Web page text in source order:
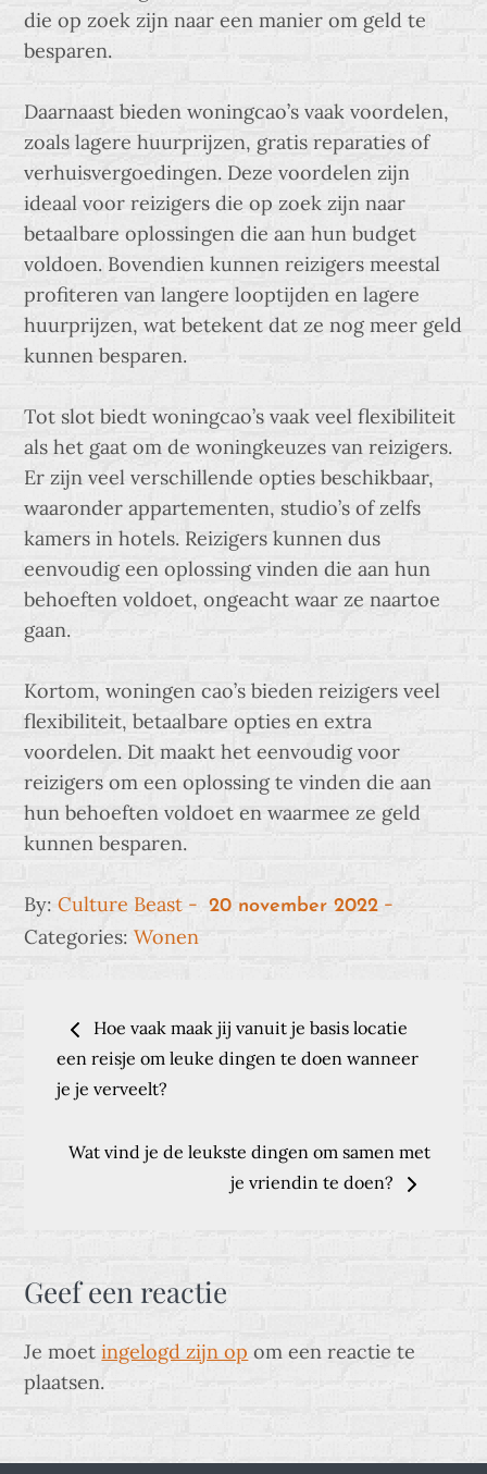
die op zoek zijn naar een manier om geld te
besparen.
Daarnaast bieden woningcao’s vaak voordelen,
zoals lagere huurprijzen, gratis reparaties of
verhuisvergoedingen. Deze voordelen zijn
ideaal voor reizigers die op zoek zijn naar
betaalbare oplossingen die aan hun budget
voldoen. Bovendien kunnen reizigers meestal
profiteren van langere looptijden en lagere
huurprijzen, wat betekent dat ze nog meer geld
kunnen besparen.
Tot slot biedt woningcao’s vaak veel flexibiliteit
als het gaat om de woningkeuzes van reizigers.
Er zijn veel verschillende opties beschikbaar,
waaronder appartementen, studio’s of zelfs
kamers in hotels. Reizigers kunnen dus
eenvoudig een oplossing vinden die aan hun
behoeften voldoet, ongeacht waar ze naartoe
gaan.
Kortom, woningen cao’s bieden reizigers veel
flexibiliteit, betaalbare opties en extra
voordelen. Dit maakt het eenvoudig voor
reizigers om een oplossing te vinden die aan
hun behoeften voldoet en waarmee ze geld
kunnen besparen.
By:Culture Beast
Posted
20 november 2022
Categories:Wonen
Bericht
navigatie
Hoe vaak maak jij vanuit je basis locatie
een reisje om leuke dingen te doen wanneer
je je verveelt?
Wat vind je de leukste dingen om samen met
je vriendin te doen?
Geef een reactie
Je moetingelogd zijn op om een reactie te
plaatsen.